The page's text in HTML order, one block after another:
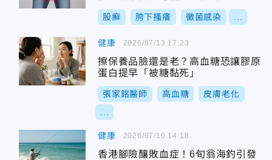
股癬 胯下搔癢 黴菌感染
健康
擦保養品臉還是老？高血糖恐讓膠原
蛋白提早「被糖黏死」
張家銘醫師 高血糖 皮膚老化
2026/07/13 17:23
健康
香港腳險釀敗血症！6旬翁海釣引發
2026/07/10 14:18